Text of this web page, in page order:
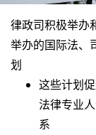
律政司积极举办
举办的国际法、
划
这些计划
法律专业
系